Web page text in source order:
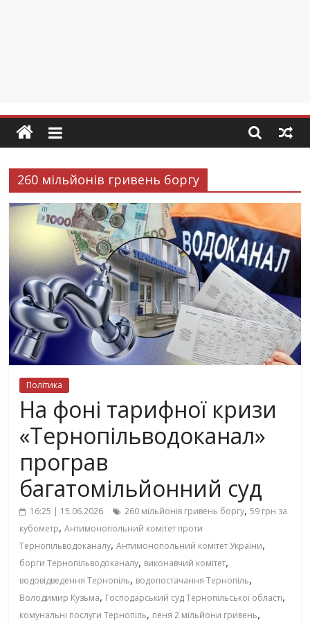
260 мільйонів гривень боргу
Політика
На фоні тарифної кризи
«Тернопільводоканал»
програв
багатомільйонний суд
16:25 | 15.06.2026 260 мільйонів гривень боргу,59 грн за
кубометр,Антимонопольний комітет проти
Тернопільводоканалу,Антимонопольний комітет України,
борги Тернопільводоканалу, виконавчий комітет,
водовідведення Тернопіль, водопостачання Тернопіль,
Володимир Кузьма, Господарський суд Тернопільської області,
комунальні послуги Тернопіль, пеня 2 мільйони гривень,